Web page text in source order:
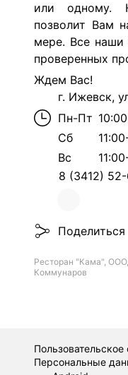
или одному.
позволит Вам
мере. Все наши
проверенных
Ждем Вас!
г. Ижевск,
Пн-Пт
Сб
Вс
8 (3412)
Поделиться
Ресторан "Кама",
Коммунаров
Пользовательское
Персональные